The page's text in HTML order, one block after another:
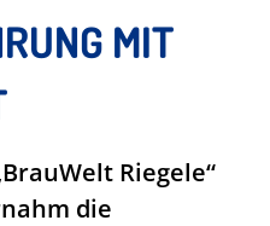
MIT
Riegele“
die